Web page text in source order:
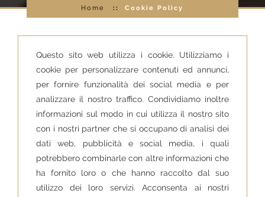
Home Cookie Policy
Questo sito web utilizza i cookie. Utilizziamo i
cookie per personalizzare contenuti ed annunci,
per fornire funzionalità dei social media e per
analizzare il nostro traffico. Condividiamo inoltre
informazioni sul modo in cui utilizza il nostro sito
con i nostri partner che si occupano di analisi dei
dati web, pubblicità e social media, i quali
potrebbero combinarle con altre informazioni che
ha fornito loro o che hanno raccolto dal suo
utilizzo dei loro servizi. Acconsenta ai nostri